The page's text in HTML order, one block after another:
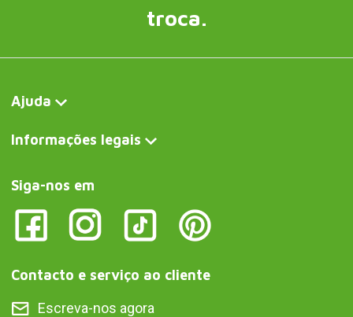
troca.
Ajuda
Informações legais
Siga-nos em
Contacto e serviço ao cliente
Escreva-nos agora